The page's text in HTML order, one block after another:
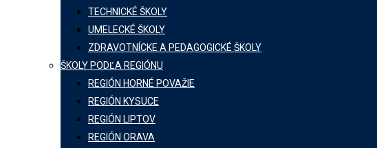
TECHNICKÉ ŠKOLY
UMELECKÉ ŠKOLY
ZDRAVOTNÍCKE A PEDAGOGICKÉ ŠKOLY
ŠKOLY PODĽA REGIÓNU
REGIÓN HORNÉ POVAŽIE
REGIÓN KYSUCE
REGIÓN LIPTOV
REGIÓN ORAVA